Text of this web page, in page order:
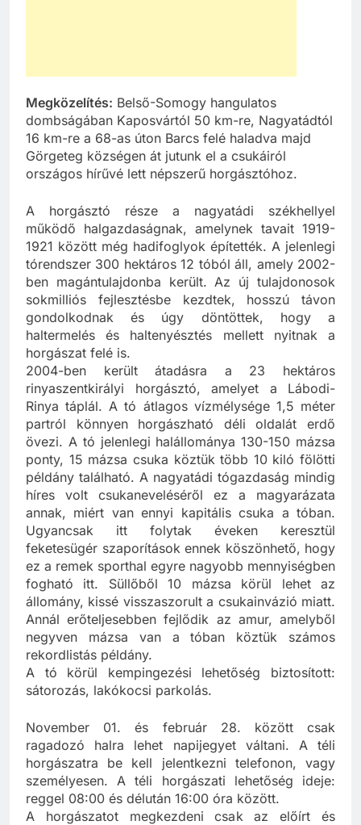
Megközelítés: Belső-Somogy hangulatos
dombságában Kaposvártól 50 km-re, Nagyatádtól
16 km-re a 68-as úton Barcs felé haladva majd
Görgeteg községen át jutunk el a csukáiról
országos hírűvé lett népszerű horgásztóhoz.
A horgásztó része a nagyatádi székhellyel
működő halgazdaságnak, amelynek tavait 1919-
1921 között még hadifoglyok építették. A jelenlegi
tórendszer 300 hektáros 12 tóból áll, amely 2002-
ben magántulajdonba került. Az új tulajdonosok
sokmilliós fejlesztésbe kezdtek, hosszú távon
gondolkodnak és úgy döntöttek, hogy a
haltermelés és haltenyésztés mellett nyitnak a
horgászat felé is.
2004-ben került átadásra a 23 hektáros
rinyaszentkirályi horgásztó, amelyet a Lábodi-
Rinya táplál. A tó átlagos vízmélysége 1,5 méter
partról könnyen horgászható déli oldalát erdő
övezi. A tó jelenlegi halállománya 130-150 mázsa
ponty, 15 mázsa csuka köztük több 10 kiló fölötti
példány található. A nagyatádi tógazdaság mindig
híres volt csukaneveléséről ez a magyarázata
annak, miért van ennyi kapitális csuka a tóban.
Ugyancsak itt folytak éveken keresztül
feketesügér szaporítások ennek köszönhető, hogy
ez a remek sporthal egyre nagyobb mennyiségben
fogható itt. Süllőből 10 mázsa körül lehet az
állomány, kissé visszaszorult a csukainvázió miatt.
Annál erőteljesebben fejlődik az amur, amelyből
negyven mázsa van a tóban köztük számos
rekordlistás példány.
A tó körül kempingezési lehetőség biztosított:
sátorozás, lakókocsi parkolás.
November 01. és február 28. között csak
ragadozó halra lehet napijegyet váltani. A téli
horgászatra be kell jelentkezni telefonon, vagy
személyesen. A téli horgászati lehetőség ideje:
reggel 08:00 és délután 16:00 óra között.
A horgászatot megkezdeni csak az előírt és